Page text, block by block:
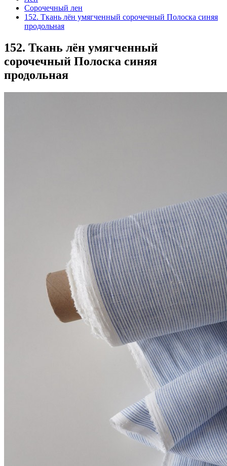
Сорочечный лен
152. Ткань лён умягченный сорочечный Полоска синяя
продольная
152. Ткань лён умягченный
сорочечный Полоска синяя
продольная